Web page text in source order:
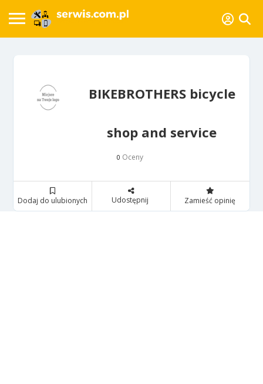
BIKEBROTHERS bicycle
shop and service
0 Oceny
Dodaj do ulubionych Udostępnij Zamieść opinię